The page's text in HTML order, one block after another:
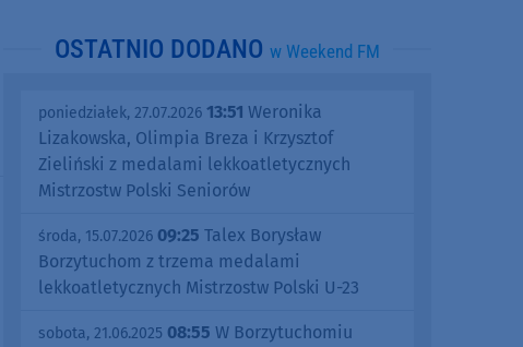
OSTATNIO DODANO w Weekend FM
poniedziałek, 27.07.2026 13:51 Weronika
Lizakowska, Olimpia Breza i Krzysztof
Zieliński z medalami lekkoatletycznych
Mistrzostw Polski Seniorów
środa, 15.07.2026 09:25 Talex Borysław
Borzytuchom z trzema medalami
lekkoatletycznych Mistrzostw Polski U-23
sobota, 21.06.2025 08:55 W Borzytuchomiu